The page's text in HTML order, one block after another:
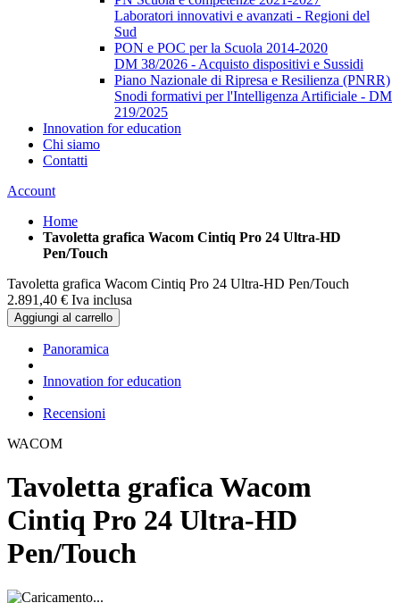
Laboratori innovativi e avanzati - Regioni del
Sud
PON e POC per la Scuola 2014-2020
DM 38/2026 - Acquisto dispositivi e Sussidi
Piano Nazionale di Ripresa e Resilienza (PNRR)
Snodi formativi per l'Intelligenza Artificiale - DM
219/2025
Innovation for education
Chi siamo
Contatti
Account
Home
Tavoletta grafica Wacom Cintiq Pro 24 Ultra-HD
Pen/Touch
Tavoletta grafica Wacom Cintiq Pro 24 Ultra-HD Pen/Touch
2.891,40 € Iva inclusa
Aggiungi al carrello
Panoramica
Innovation for education
Recensioni
WACOM
Tavoletta grafica Wacom
Cintiq Pro 24 Ultra-HD
Pen/Touch